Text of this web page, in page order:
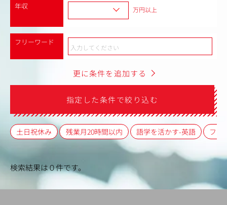
年収 万円以上
フリーワード
更に条件を追加する
指定した条件で絞り込む
土日祝休み 残業月20時間以内 語学を活かす-英語 フレ
検索結果は０件です。